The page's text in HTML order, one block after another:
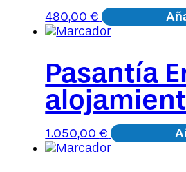
480,00€
Pasantía
1.050,00€